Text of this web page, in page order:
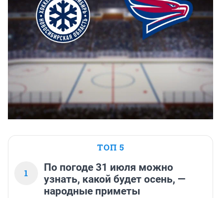
ТОП 5
1
По погоде 31 июля можно
узнать, какой будет осень, —
народные приметы